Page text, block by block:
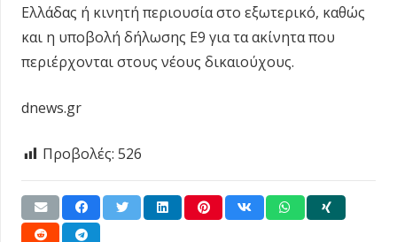
Ελλάδας ή κινητή περιουσία στο εξωτερικό, καθώς
και η υποβολή δήλωσης Ε9 για τα ακίνητα που
περιέρχονται στους νέους δικαιούχους.
dnews.gr
Προβολές: 526